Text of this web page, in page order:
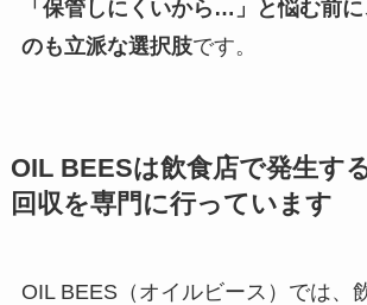
「保管しにくいから…」と悩む前
のも立派な選択肢です。
OIL BEESは飲食店で発生す
回収を専門に行っています
OIL BEES（オイルビース）では、